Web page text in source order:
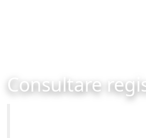
Consultare